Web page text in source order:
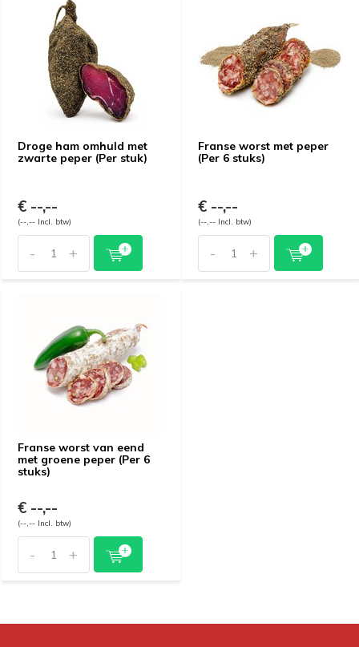
Droge ham omhuld met
zwarte peper (Per stuk)
€ --,--
(--,-- Incl. btw)
- +
Franse worst met peper
(Per 6 stuks)
€ --,--
(--,-- Incl. btw)
- +
Franse worst van eend
met groene peper (Per 6
stuks)
€ --,--
(--,-- Incl. btw)
- +